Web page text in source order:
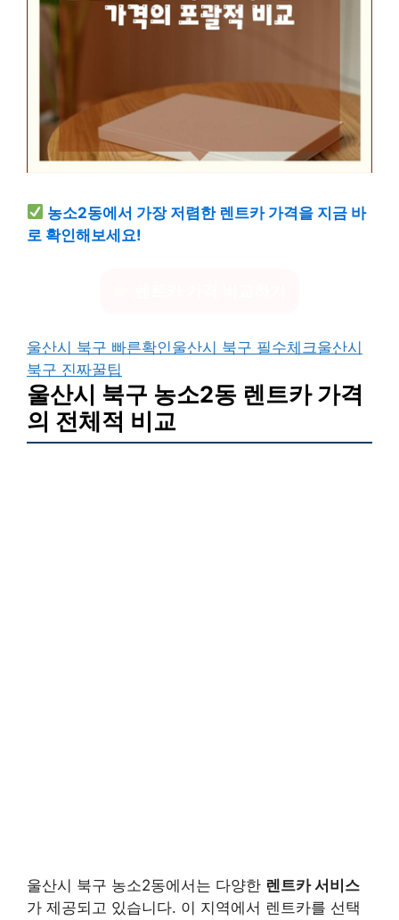
농소2동에서 가장 저렴한 렌트카 가격을 지금 바
로 확인해보세요!
울산시 북구 빠른확인울산시 북구 필수체크울산시
북구 진짜꿀팁
울산시 북구 농소2동 렌트카 가격
의 전체적 비교
울산시 북구 농소2동에서는 다양한 렌트카 서비스
가 제공되고 있습니다. 이 지역에서 렌트카를 선택